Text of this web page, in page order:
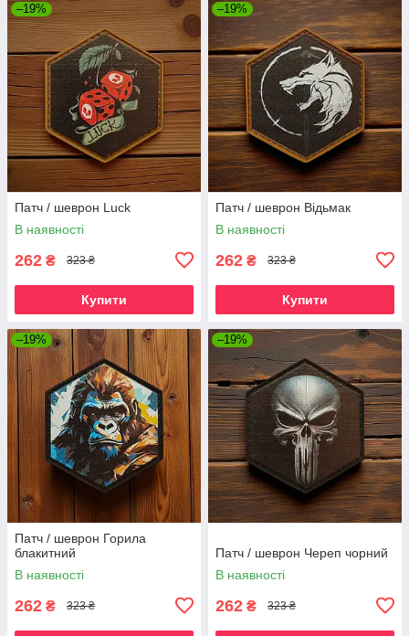
–19%
Патч / шеврон Luck
В наявності
262 ₴ 323 ₴
Купити
–19%
Патч / шеврон Відьмак
В наявності
262 ₴ 323 ₴
Купити
–19%
Патч / шеврон Горила
блакитний
В наявності
262 ₴ 323 ₴
–19%
Патч / шеврон Череп чорний
В наявності
262 ₴ 323 ₴